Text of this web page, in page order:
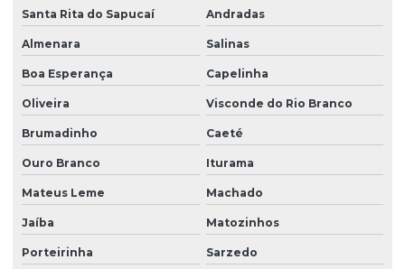
Santa Rita do Sapucaí Andradas
Almenara Salinas
Boa Esperança Capelinha
Oliveira Visconde do Rio Branco
Brumadinho Caeté
Ouro Branco Iturama
Mateus Leme Machado
Jaíba Matozinhos
Porteirinha Sarzedo